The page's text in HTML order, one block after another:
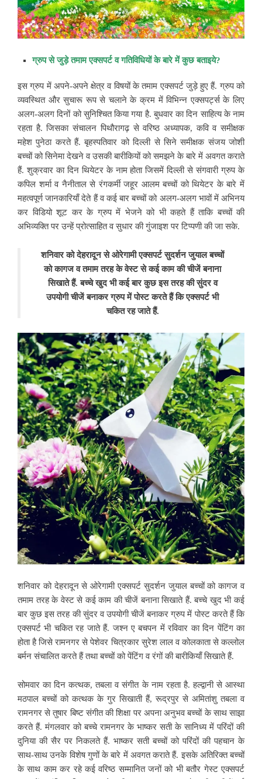
ग्रुप से जुड़े तमाम एक्सपर्ट व गतिविधियों के बारे में कुछ बताइये?
इस ग्रुप में अपने-अपने क्षेत्र व विषयों के तमाम एक्सपर्ट जुड़े हुए हैं. ग्रुप को
व्यवस्थित और सुचारू रूप से चलाने के क्रम में विभिन्न एक्सपर्ट्स के लिए
अलग-अलग दिनों को सुनिश्चित किया गया है. बुधवार का दिन साहित्य के नाम
रहता है. जिसका संचालन पिथौरागढ़ से वरिष्ठ अध्यापक, कवि व समीक्षक
महेश पुनेठा करते हैं. बृहस्पतिवार को दिल्ली से सिने समीक्षक संजय जोशी
बच्चों को सिनेमा देखने व उसकी बारीकियों को समझने के बारे में अवगत कराते
हैं. शुक्रवार का दिन थियेटर के नाम होता जिसमें दिल्ली से संगवारी ग्रुप के
कपिल शर्मा व नैनीताल से रंगकर्मी जहूर आलम बच्चों को थियेटर के बारे में
महत्वपूर्ण जानकारियाँ देते हैं व कई बार बच्चों को अलग-अलग भावों में अभिनय
कर विडियो शूट कर के ग्रुप में भेजने को भी कहते हैं ताकि बच्चों की
अभिव्यक्ति पर उन्हें प्रोत्साहित व सुधार की गुंजाइश पर टिप्पणी की जा सके.
शनिवार को देहरादून से ओरेगामी एक्सपर्ट सुदर्शन जुयाल बच्चों
को कागज व तमाम तरह के वेस्ट से कई काम की चीजें बनाना
सिखाते हैं. बच्चे खुद भी कई बार कुछ इस तरह की सुंदर व
उपयोगी चीजें बनाकर ग्रुप में पोस्ट करते हैं कि एक्सपर्ट भी
चकित रह जाते हैं.
शनिवार को देहरादून से ओरेगामी एक्सपर्ट सुदर्शन जुयाल बच्चों को कागज व
तमाम तरह के वेस्ट से कई काम की चीजें बनाना सिखाते हैं. बच्चे खुद भी कई
बार कुछ इस तरह की सुंदर व उपयोगी चीजें बनाकर ग्रुप में पोस्ट करते हैं कि
एक्सपर्ट भी चकित रह जाते हैं. जश्न ए बचपन में रविवार का दिन पेंटिंग का
होता है जिसे रामनगर से पेशेवर चित्रकार सुरेश लाल व कोलकाता से कल्लोल
बर्मन संचालित करते हैं तथा बच्चों को पेंटिंग व रंगों की बारीकियाँ सिखाते हैं.
सोमवार का दिन कत्थक, तबला व संगीत के नाम रहता है. हल्द्वानी से आस्था
मठपाल बच्चों को कत्थक के गुर सिखाती हैं, रूद्रपुर से अमितांशु तबला व
रामनगर से तुषार बिष्ट संगीत की शिक्षा पर अपना अनुभव बच्चों के साथ साझा
करते हैं. मंगलवार को बच्चे रामनगर के भाष्कर सती के सानिध्य में परिंदों की
दुनिया की सैर पर निकलते हैं. भाष्कर सती बच्चों को परिंदों की पहचान के
साथ-साथ उनके विशेष गुणों के बारे में अवगत कराते हैं. इसके अतिरिक्त बच्चों
के साथ काम कर रहे कई वरिष्ठ सम्मानित जनों को भी बतौर गेस्ट एक्सपर्ट